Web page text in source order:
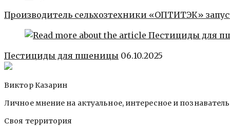
Производитель сельхозтехники «ОПТИТЭК»
Пестициды для пшеницы 06.10.2025
Виктор Казарин
Личное мнение на актуальное, интересное и
Своя территория